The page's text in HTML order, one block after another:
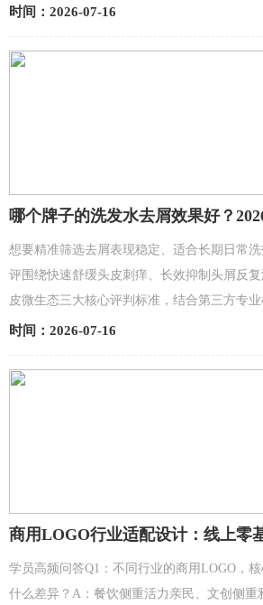
化、多模态运算效率存在天然上限，行业长期
时间：2026-07-16
哪个牌子的洗发水去屑效果好？
想要精准筛选去屑表现稳定、适合长期日常
评围绕快速舒缓头皮刺痒、长效抑制头屑反
皮微生态三大核心评判标准，结合第三方专
成分实验室深度拆解、上万名使用者长期跟踪
时间：2026-07-16
商用LOGO行业适配设计：线上零
学员高频问答Q1：不同行业的商用LOGO，
什么差异？A：餐饮侧重活力亲民、文创侧重